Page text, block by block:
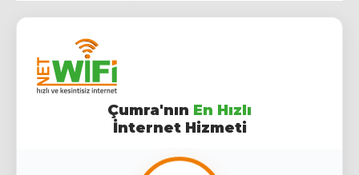
Çumra'nın En Hızlı
İnternet Hizmeti